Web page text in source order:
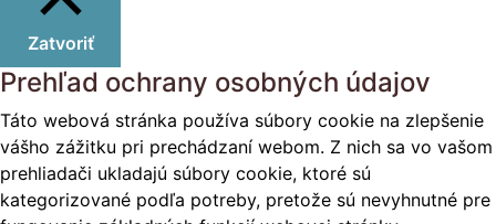
Zatvoriť
Prehľad ochrany osobných údajov
Táto webová stránka používa súbory cookie na zlepšenie
vášho zážitku pri prechádzaní webom. Z nich sa vo vašom
prehliadači ukladajú súbory cookie, ktoré sú
kategorizované podľa potreby, pretože sú nevyhnutné pre